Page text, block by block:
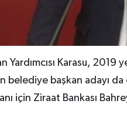
Yardımcısı Karasu,
belediye başkan adayı
için Ziraat Bankası